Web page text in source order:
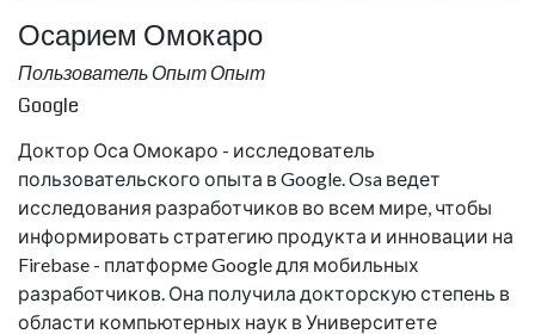
Осарием Омокаро
Пользователь Опыт Опыт
Google
Доктор Оса Омокаро - исследователь
пользовательского опыта в Google. Osa ведет
исследования разработчиков во всем мире, чтобы
информировать стратегию продукта и инновации на
Firebase - платформе Google для мобильных
разработчиков. Она получила докторскую степень в
области компьютерных наук в Университете